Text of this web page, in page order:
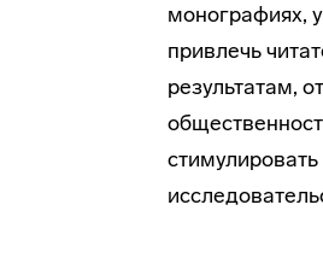
монографиях,
привлечь
результатам,